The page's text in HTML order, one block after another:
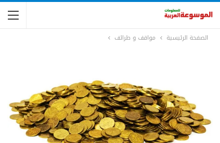
الصفحة الرئيسية مواقف و طرائف